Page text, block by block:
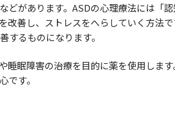
があります。ASDの心理療法には「認
善し、ストレスをへらしていく方法で
するものになります。
睡眠障害の治療を目的に薬を使用しま
です。